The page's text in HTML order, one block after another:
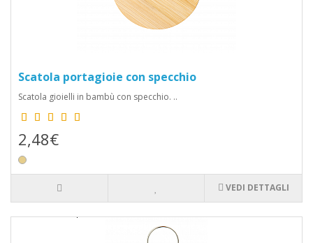
Scatola portagioie con specchio
Scatola gioielli in bambù con specchio. ..
2,48€
VEDI DETTAGLI